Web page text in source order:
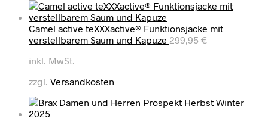
Camel active teXXXactive® Funktionsjacke mit
verstellbarem Saum und Kapuze 299,95 €
inkl. MwSt.
zzgl. Versandkosten